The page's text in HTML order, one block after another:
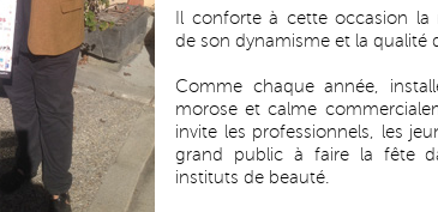
Il conforte à cette occasion la
de son dynamisme et la qualité
Comme chaque année,
morose et calme
invite les professionnels, les
grand public à faire la fête
instituts de beauté.